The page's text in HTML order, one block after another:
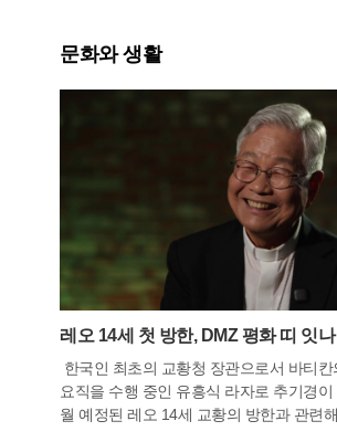
문화와 생활
레오 14세 첫 방한, DMZ 평화 띠 잇나
한국인 최초의 교황청 장관으로서 바티칸
요직을 수행 중인 유흥식 라자로 추기경이
월 예정된 레오 14세 교황의 방한과 관련해